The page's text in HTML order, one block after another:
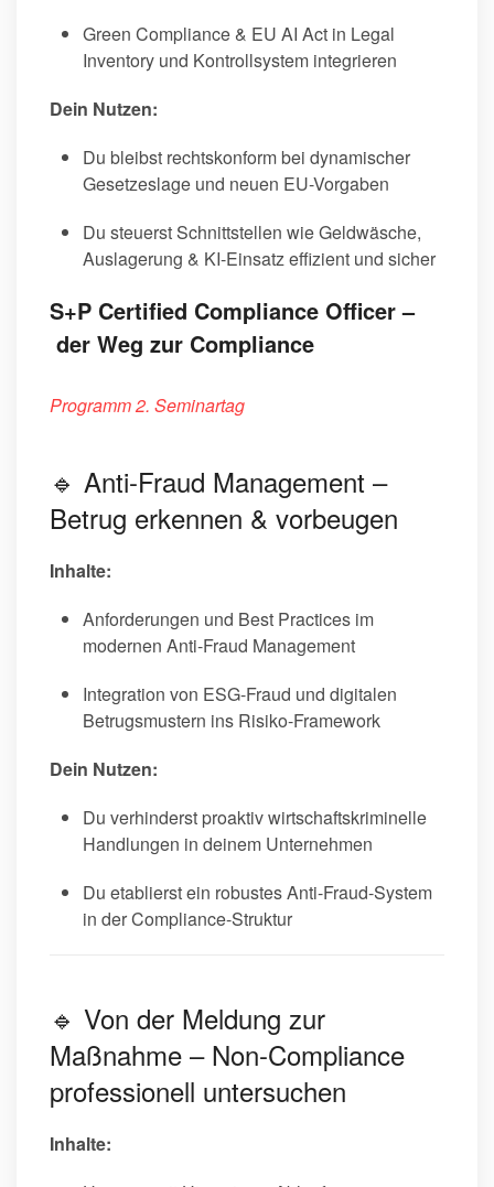
Green Compliance & EU AI Act in Legal
Inventory und Kontrollsystem integrieren
Dein Nutzen:
Du bleibst rechtskonform bei dynamischer
Gesetzeslage und neuen EU-Vorgaben
Du steuerst Schnittstellen wie Geldwäsche,
Auslagerung & KI-Einsatz effizient und sicher
S+P Certified Compliance Officer –
der Weg zur Compliance
Programm 2. Seminartag
🔹 Anti-Fraud Management –
Betrug erkennen & vorbeugen
Inhalte:
Anforderungen und Best Practices im
modernen Anti-Fraud Management
Integration von ESG-Fraud und digitalen
Betrugsmustern ins Risiko-Framework
Dein Nutzen:
Du verhinderst proaktiv wirtschaftskriminelle
Handlungen in deinem Unternehmen
Du etablierst ein robustes Anti-Fraud-System
in der Compliance-Struktur
🔹 Von der Meldung zur
Maßnahme – Non-Compliance
professionell untersuchen
Inhalte: